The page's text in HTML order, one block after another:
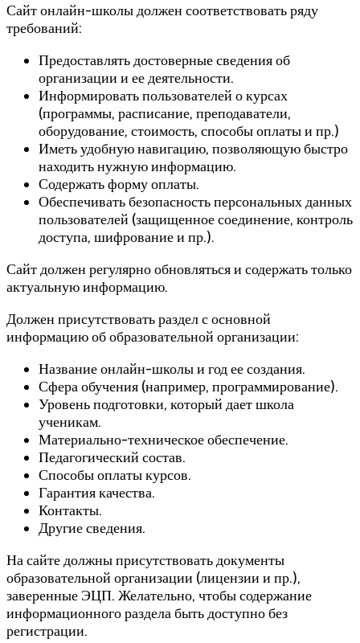
Сайт онлайн-школы должен соответствовать ряду
требований:
Предоставлять достоверные сведения об
организации и ее деятельности.
Информировать пользователей о курсах
(программы, расписание, преподаватели,
оборудование, стоимость, способы оплаты и пр.)
Иметь удобную навигацию, позволяющую быстро
находить нужную информацию.
Содержать форму оплаты.
Обеспечивать безопасность персональных данных
пользователей (защищенное соединение, контроль
доступа, шифрование и пр.).
Сайт должен регулярно обновляться и содержать только
актуальную информацию.
Должен присутствовать раздел с основной
информацию об образовательной организации:
Название онлайн-школы и год ее создания.
Сфера обучения (например, программирование).
Уровень подготовки, который дает школа
ученикам.
Материально-техническое обеспечение.
Педагогический состав.
Способы оплаты курсов.
Гарантия качества.
Контакты.
Другие сведения.
На сайте должны присутствовать документы
образовательной организации (лицензии и пр.),
заверенные ЭЦП. Желательно, чтобы содержание
информационного раздела быть доступно без
регистрации.